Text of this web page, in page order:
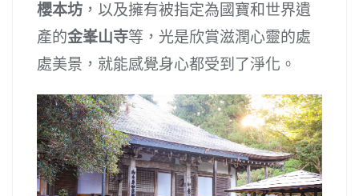
櫻本坊 ，以及擁有被指定為國寶和世界遺
產的金峯山寺等，光是欣賞滋潤心靈的處
處美景，就能感覺身心都受到了淨化。